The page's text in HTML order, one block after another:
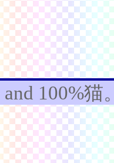
and 100%猫